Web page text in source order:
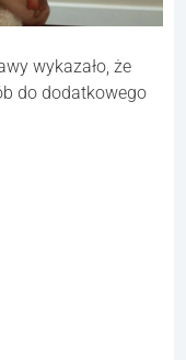
wykazało, że
do dodatkowego